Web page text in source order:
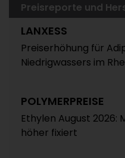
Preisreporte und
LANXESS
Preiserhöhung für
Niedrigwassers im
POLYMERPREISE
Ethylen August 2026:
höher fixiert